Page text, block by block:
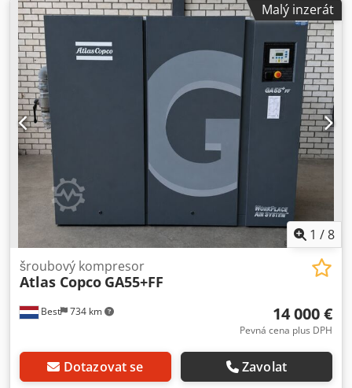
Malý inzerát
1 /8
Best 734 km
šroubový kompresor
Atlas Copco GA55+FF
14 000 €
Pevná cena plus DPH
Dotazovat se Zavolat